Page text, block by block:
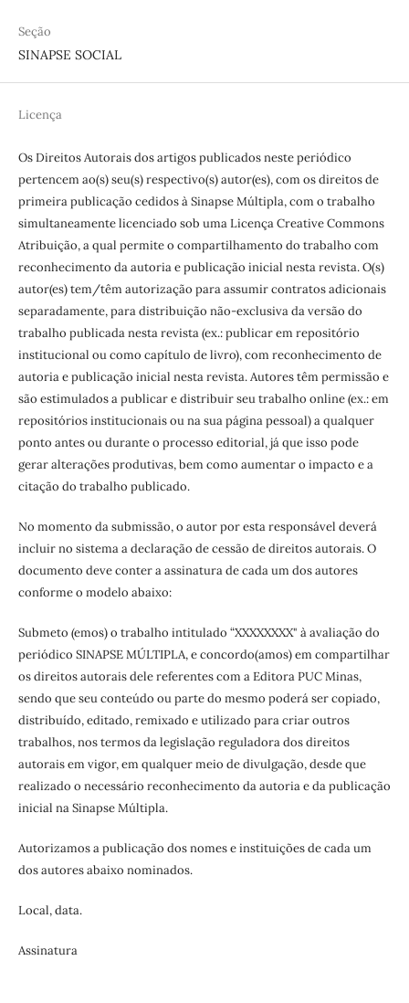
Seção
SINAPSE SOCIAL
Licença
Os Direitos Autorais dos artigos publicados neste periódico
pertencem ao(s) seu(s) respectivo(s) autor(es), com os direitos de
primeira publicação cedidos à Sinapse Múltipla, com o trabalho
simultaneamente licenciado sob uma Licença Creative Commons
Atribuição, a qual permite o compartilhamento do trabalho com
reconhecimento da autoria e publicação inicial nesta revista. O(s)
autor(es) tem/têm autorização para assumir contratos adicionais
separadamente, para distribuição não-exclusiva da versão do
trabalho publicada nesta revista (ex.: publicar em repositório
institucional ou como capítulo de livro), com reconhecimento de
autoria e publicação inicial nesta revista. Autores têm permissão e
são estimulados a publicar e distribuir seu trabalho online (ex.: em
repositórios institucionais ou na sua página pessoal) a qualquer
ponto antes ou durante o processo editorial, já que isso pode
gerar alterações produtivas, bem como aumentar o impacto e a
citação do trabalho publicado.
No momento da submissão, o autor por esta responsável deverá
incluir no sistema a declaração de cessão de direitos autorais. O
documento deve conter a assinatura de cada um dos autores
conforme o modelo abaixo:
Submeto (emos) o trabalho intitulado “XXXXXXXX" à avaliação do
periódico SINAPSE MÚLTIPLA, e concordo(amos) em compartilhar
os direitos autorais dele referentes com a Editora PUC Minas,
sendo que seu conteúdo ou parte do mesmo poderá ser copiado,
distribuído, editado, remixado e utilizado para criar outros
trabalhos, nos termos da legislação reguladora dos direitos
autorais em vigor, em qualquer meio de divulgação, desde que
realizado o necessário reconhecimento da autoria e da publicação
inicial na Sinapse Múltipla.
Autorizamos a publicação dos nomes e instituições de cada um
dos autores abaixo nominados.
Local, data.
Assinatura